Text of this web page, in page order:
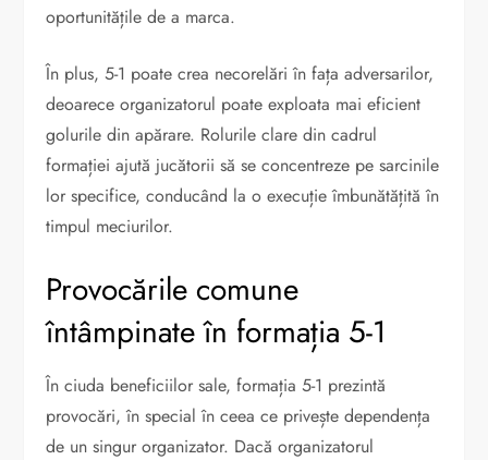
oportunitățile de a marca.
În plus, 5-1 poate crea necorelări în fața adversarilor,
deoarece organizatorul poate exploata mai eficient
golurile din apărare. Rolurile clare din cadrul
formației ajută jucătorii să se concentreze pe sarcinile
lor specifice, conducând la o execuție îmbunătățită în
timpul meciurilor.
Provocările comune
întâmpinate în formația 5-1
În ciuda beneficiilor sale, formația 5-1 prezintă
provocări, în special în ceea ce privește dependența
de un singur organizator. Dacă organizatorul